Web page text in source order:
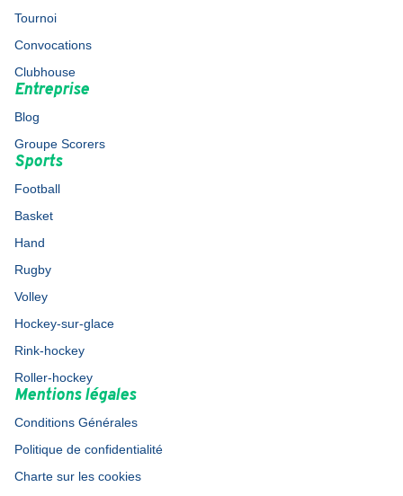
Tournoi
Convocations
Clubhouse
Entreprise
Blog
Groupe Scorers
Sports
Football
Basket
Hand
Rugby
Volley
Hockey-sur-glace
Rink-hockey
Roller-hockey
Mentions légales
Conditions Générales
Politique de confidentialité
Charte sur les cookies